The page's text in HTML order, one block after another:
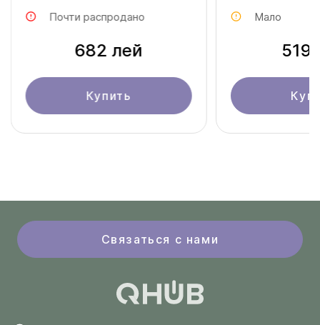
Почти распродано
682 лей
Купить
Мало
519
Связаться с нами